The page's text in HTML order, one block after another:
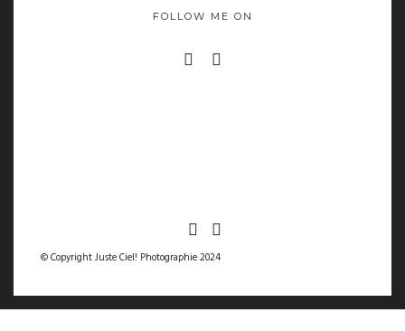
FOLLOW ME ON
© Copyright Juste Ciel! Photographie 2024